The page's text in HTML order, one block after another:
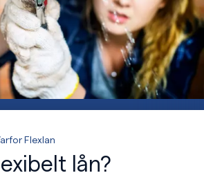
Flexlan
lån?